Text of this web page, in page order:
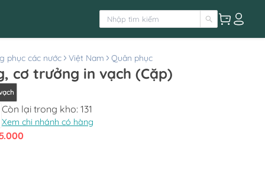
phục các nước Việt Nam Quân phục
cơ trưởng in vạch (Cặp)
Còn lại trong kho: 131
Xem chi nhánh có hàng